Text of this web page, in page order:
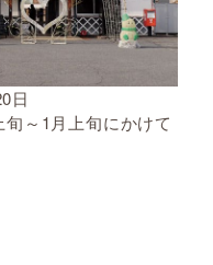
日
～1月上旬にかけて